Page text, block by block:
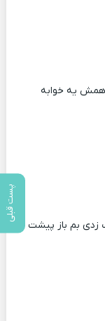
پست قبلی
همش یه خوابه
زدی بم باز پیشت